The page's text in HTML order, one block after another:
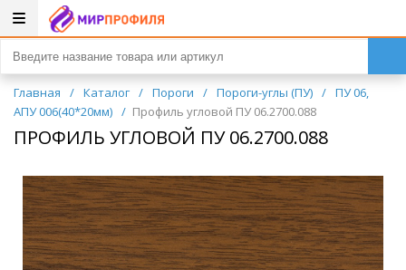
Главная / Каталог / Пороги / Пороги-углы (ПУ) / ПУ 06,
АПУ 006(40*20мм) / Профиль угловой ПУ 06.2700.088
ПРОФИЛЬ УГЛОВОЙ ПУ 06.2700.088